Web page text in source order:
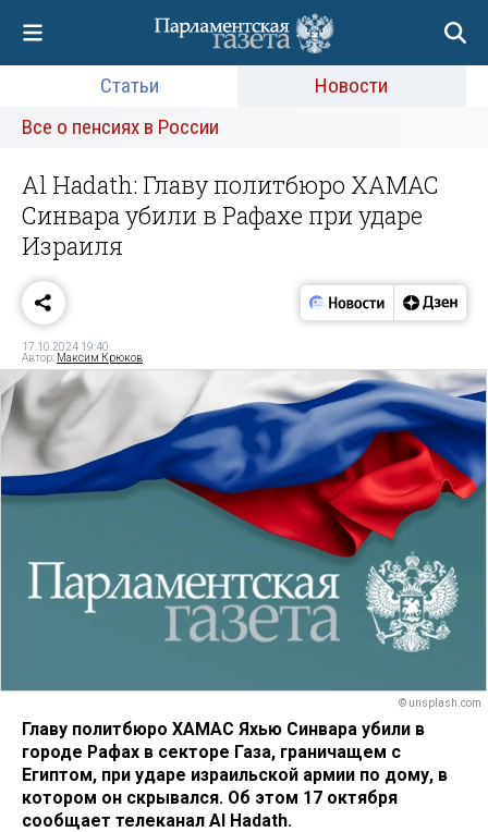
Статьи
Новости
Все о пенсиях в России
Al Hadath: Главу политбюро ХАМАС
Синвара убили в Рафахе при ударе
Израиля
17.10.2024 19:40
Автор: Максим Крюков
© unsplash.com
Главу политбюро ХАМАС Яхью Синвара убили в
городе Рафах в секторе Газа, граничащем с
Египтом, при ударе израильской армии по дому, в
котором он скрывался. Об этом 17 октября
сообщает телеканал Al Hadath.